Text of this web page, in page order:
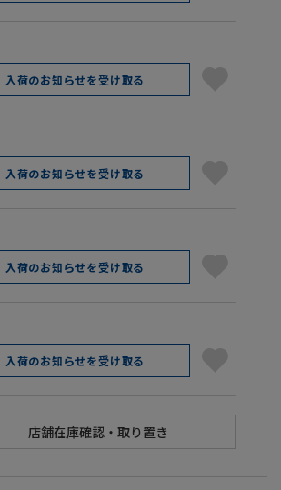
入荷のお知らせを受け取る
入荷のお知らせを受け取る
入荷のお知らせを受け取る
入荷のお知らせを受け取る